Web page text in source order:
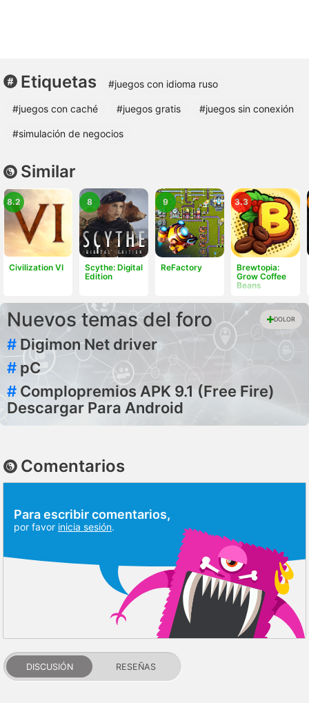
Etiquetas #juegos con idioma ruso
#juegos con caché #juegos gratis #juegos sin conexión
#simulación de negocios
Similar
Civilization VI
8.2
Scythe: Digital
Edition
8
ReFactory
9
Brewtopia:
Grow Coffee
Beans
3.3
Nuevos temas del foro DOLOR
# Digimon Net driver
# pC
# Complopremios APK 9.1 (Free Fire)
Descargar Para Android
Comentarios
Para escribir comentarios,
por favor inicia sesión.
DISCUSIÓN RESEÑAS